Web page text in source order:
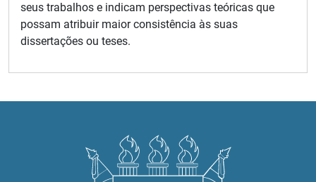
seus trabalhos e indicam perspectivas teóricas que
possam atribuir maior consistência às suas
dissertações ou teses.